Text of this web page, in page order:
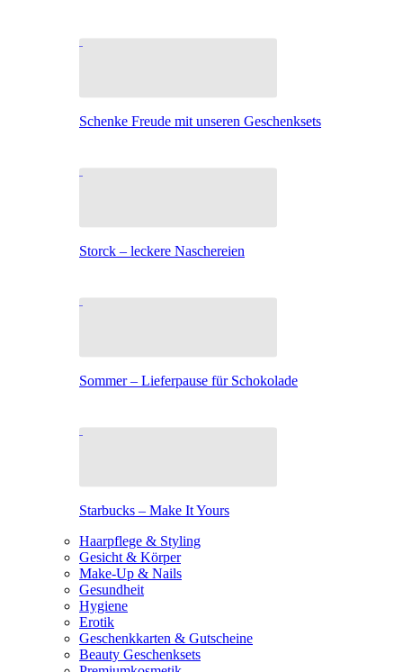
Schenke Freude mit unseren Geschenksets
Storck – leckere Naschereien
Sommer – Lieferpause für Schokolade
Starbucks – Make It Yours
Haarpflege & Styling
Gesicht & Körper
Make-Up & Nails
Gesundheit
Hygiene
Erotik
Geschenkkarten & Gutscheine
Beauty Geschenksets